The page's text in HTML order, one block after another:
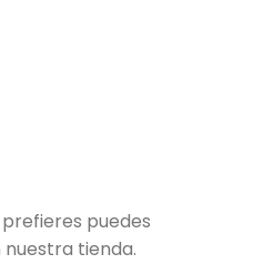
puedes
tienda.